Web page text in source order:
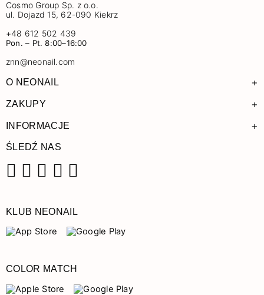
Cosmo Group Sp. z o.o.
ul. Dojazd 15, 62-090 Kiekrz
+48 612 502 439
Pon. – Pt. 8:00–16:00
znn@neonail.com
O NEONAIL +
ZAKUPY +
INFORMACJE +
ŚLEDŹ NAS
KLUB NEONAIL
COLOR MATCH